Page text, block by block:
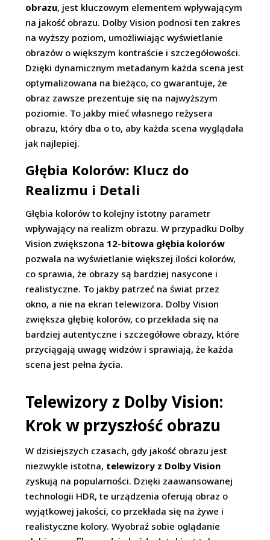
obrazu, jest kluczowym elementem wpływającym
na jakość obrazu. Dolby Vision podnosi ten zakres
na wyższy poziom, umożliwiając wyświetlanie
obrazów o większym kontraście i szczegółowości.
Dzięki dynamicznym metadanym każda scena jest
optymalizowana na bieżąco, co gwarantuje, że
obraz zawsze prezentuje się na najwyższym
poziomie. To jakby mieć własnego reżysera
obrazu, który dba o to, aby każda scena wyglądała
jak najlepiej.
Głębia Kolorów: Klucz do
Realizmu i Detali
Głębia kolorów to kolejny istotny parametr
wpływający na realizm obrazu. W przypadku Dolby
Vision zwiększona 12-bitowa głębia kolorów
pozwala na wyświetlanie większej ilości kolorów,
co sprawia, że obrazy są bardziej nasycone i
realistyczne. To jakby patrzeć na świat przez
okno, a nie na ekran telewizora. Dolby Vision
zwiększa głębię kolorów, co przekłada się na
bardziej autentyczne i szczegółowe obrazy, które
przyciągają uwagę widzów i sprawiają, że każda
scena jest pełna życia.
Telewizory z Dolby Vision:
Krok w przyszłość obrazu
W dzisiejszych czasach, gdy jakość obrazu jest
niezwykle istotna, telewizory z Dolby Vision
zyskują na popularności. Dzięki zaawansowanej
technologii HDR, te urządzenia oferują obraz o
wyjątkowej jakości, co przekłada się na żywe i
realistyczne kolory. Wyobraź sobie oglądanie